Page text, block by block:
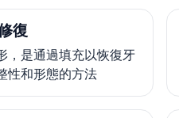
復
，是通過填充以恢復牙
性和形態的方法